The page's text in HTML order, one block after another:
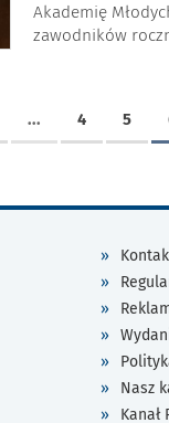
Akademię
zawodników
... 4 5
Nasz
Kanał